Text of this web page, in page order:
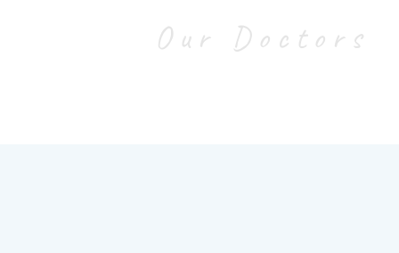
Our Doctors